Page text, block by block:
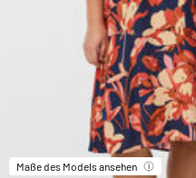
Maße des Models ansehen